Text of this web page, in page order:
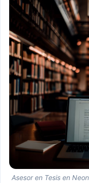
Asesor en Tesis en